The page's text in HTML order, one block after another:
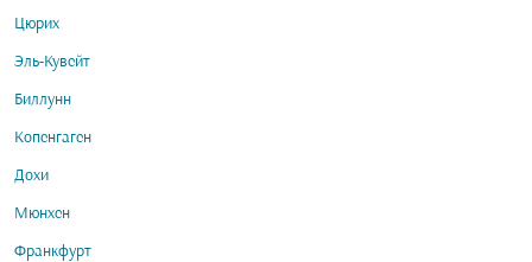
Цюрих
Эль-Кувейт
Биллунн
Копенгаген
Дохи
Мюнхен
Франкфурт